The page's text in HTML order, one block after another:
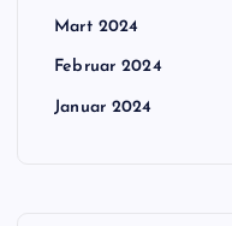
Mart 2024
Februar 2024
Januar 2024